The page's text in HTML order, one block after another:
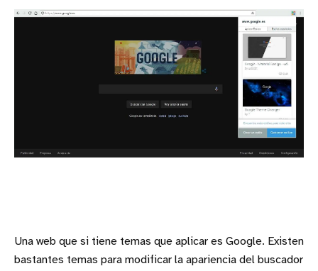
Una web que si tiene temas que aplicar es Google. Existen
bastantes temas para modificar la apariencia del buscador